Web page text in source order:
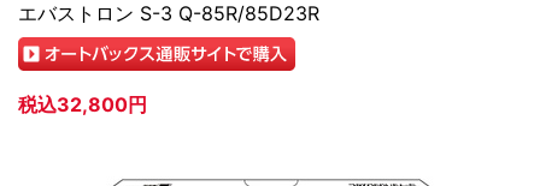
エバストロン S-3 Q-85R/85D23R
税込32,800円